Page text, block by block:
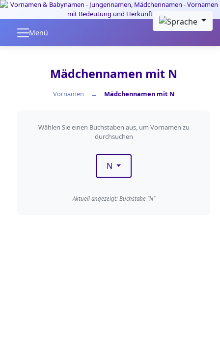
Skip to main content
Menü
Mädchennamen mit N
Vornamen Mädchennamen mit N
Nach Anfangsbuchstaben
Wählen Sie einen Buchstaben aus, um Vornamen zu
durchsuchen
N
Aktuell angezeigt: Buchstabe "N"